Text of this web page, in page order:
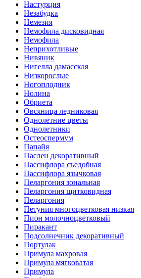
Настурция
Незабудка
Немезия
Немофила дисковидная
Немофила
Неприхотливые
Нивяник
Нигелла дамасская
Низкорослые
Ногоплодник
Нолина
Обриета
Овсяница ледниковая
Однолетние цветы
Однолетники
Остеоспермум
Папайя
Паслен декоративный
Пассифлора съедобная
Пассифлора язычковая
Пеларгония зональная
Пеларгония щитковидная
Пеларгония
Петуния многоцветковая низкая
Пион молочноцветковый
Пиракант
Подсолнечник декоративный
Портулак
Примула махровая
Примула мягковатая
Примула